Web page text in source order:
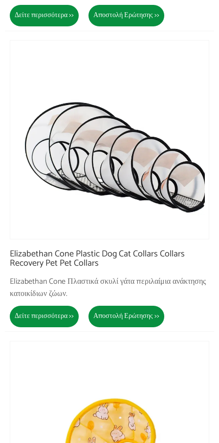
Δείτε περισσότερα >> Αποστολή Ερώτησης >>
Elizabethan Cone Plastic Dog Cat Collars Collars
Recovery Pet Pet Collars
Elizabethan Cone Πλαστικά σκυλί γάτα περιλαίμια ανάκτησης
κατοικίδιων ζώων.
Δείτε περισσότερα >> Αποστολή Ερώτησης >>